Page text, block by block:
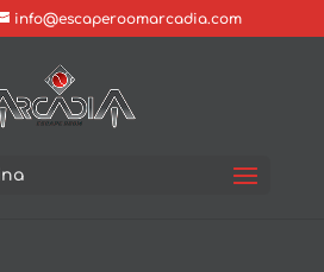
info@escaperoomarcadia.com